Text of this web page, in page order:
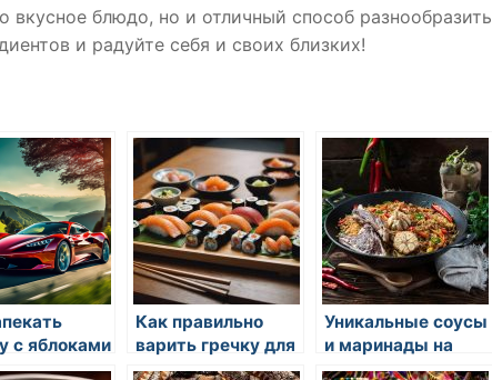
блюдо, но и отличный способ разнообразить
и радуйте себя и своих близких!
с яблоками
Как правильно
варить гречку для
гарнира
Уникальные соусы
и маринады на
востоке